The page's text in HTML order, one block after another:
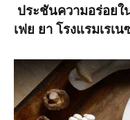
ประชันความอร่อยใ
เฟย ยา โรงแรมเรเ